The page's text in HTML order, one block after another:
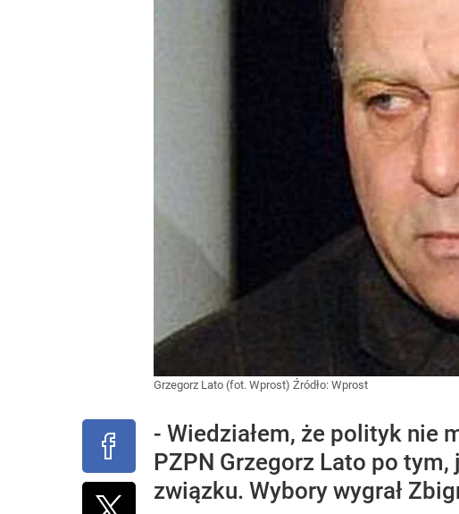
Grzegorz Lato (fot. Wprost) Źródło: Wprost
- Wiedziałem, że polityk nie
PZPN Grzegorz Lato po tym,
związku. Wybory wygrał